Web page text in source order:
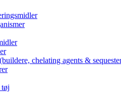
chelating agents &